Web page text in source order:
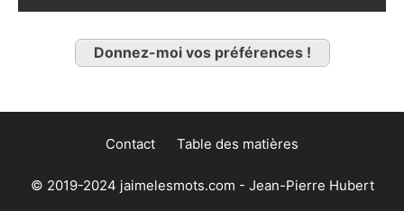
Donnez-moi vos préférences !
Contact Table des matières
© 2019-2024 jaimelesmots.com - Jean-Pierre Hubert